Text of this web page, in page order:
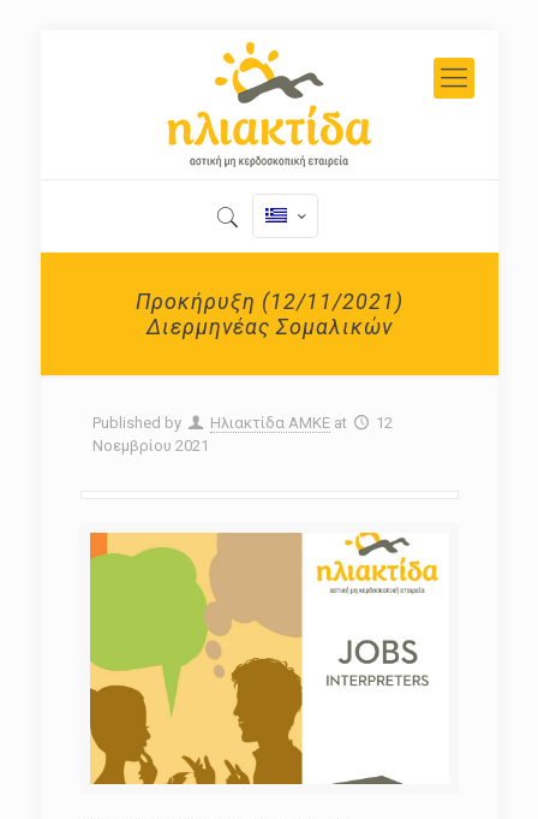
Προκήρυξη (12/11/2021)
Διερμηνέας Σομαλικών
Published by Ηλιακτίδα ΑΜΚΕ at
12
Νοεμβρίου 2021